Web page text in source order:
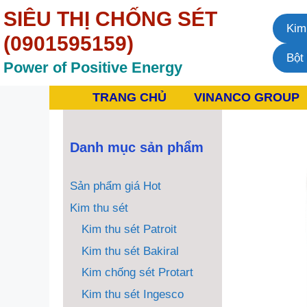
Chuyển
đến
nội
dung
SIÊU THỊ CHỐNG SÉT
(0901595159)
Power of Positive Energy
Bột
TRANG CHỦ VINANCO GROUP
Danh mục sản phẩm
Sản phẩm giá Hot
Kim thu sét
Kim thu sét Patroit
Kim thu sét Bakiral
Kim chống sét Protart
Kim thu sét Ingesco